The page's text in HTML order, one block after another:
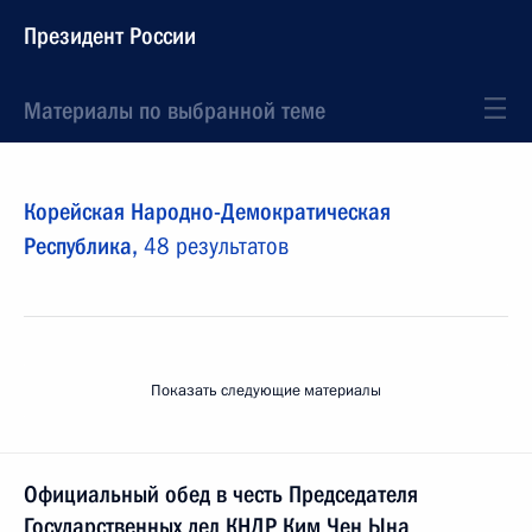
Президент России
Материалы по выбранной теме
Корейская Народно-Демократическая
Республика, 48 результатов
Показать следующие материалы
Официальный обед в честь Председателя
Государственных дел КНДР Ким Чен Ына